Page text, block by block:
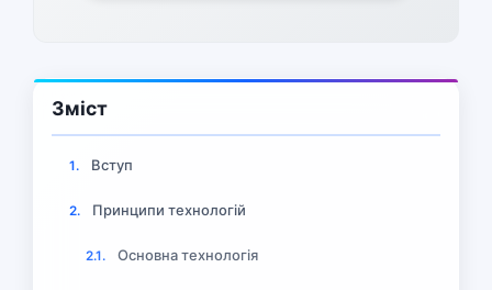
Зміст
1. Вступ
2. Принципи технологій
2.1. Основна технологія